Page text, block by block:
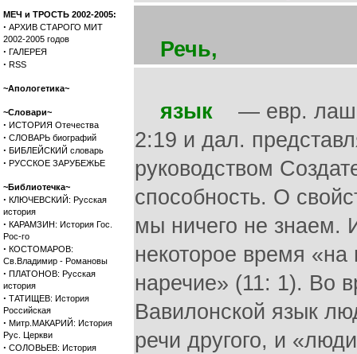
МЕЧ и ТРОСТЬ 2002-2005:
· АРХИВ СТАРОГО МИТ
2002-2005 годов
· ГАЛЕРЕЯ
· RSS
~Апологетика~
~Словари~
· ИСТОРИЯ Отечества
· СЛОВАРЬ биографий
· БИБЛЕЙСКИЙ словарь
· РУССКОЕ ЗАРУБЕЖЬЕ
~Библиотечка~
· КЛЮЧЕВСКИЙ: Русская
история
· КАРАМЗИН: История Гос.
Рос-го
· КОСТОМАРОВ:
Св.Владимир - Романовы
· ПЛАТОНОВ: Русская
история
· ТАТИЩЕВ: История
Российская
· Митр.МАКАРИЙ: История
Рус. Церкви
· СОЛОВЬЕВ: История
Речь,
язык — евр.
2:19 и дал.
руководством
способность. О
мы ничего не знаем.
некоторое время
наречие» (11: 1). Во
Вавилонской язык
речи другого, и